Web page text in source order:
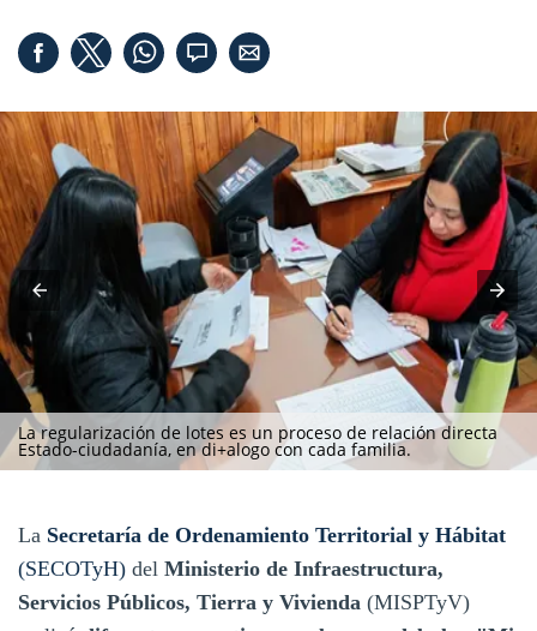
La regularización de lotes es un proceso de relación directa
Estado-ciudadanía, en di+alogo con cada familia.
La Secretaría de Ordenamiento Territorial y Hábitat
(SECOTyH) del Ministerio de Infraestructura,
Servicios Públicos, Tierra y Vivienda (MISPTyV)